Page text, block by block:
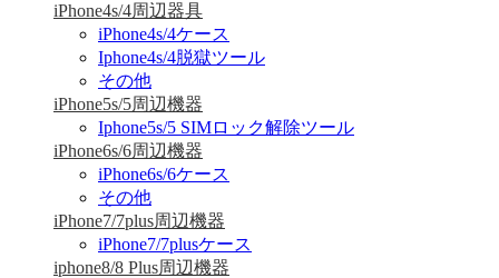
iPhone4s/4周辺器具
iPhone4s/4ケース
Iphone4s/4脱獄ツール
その他
iPhone5s/5周辺機器
Iphone5s/5 SIMロック解除ツール
iPhone6s/6周辺機器
iPhone6s/6ケース
その他
iPhone7/7plus周辺機器
iPhone7/7plusケース
iphone8/8 Plus周辺機器